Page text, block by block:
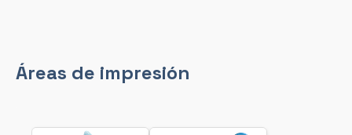
Áreas de impresión